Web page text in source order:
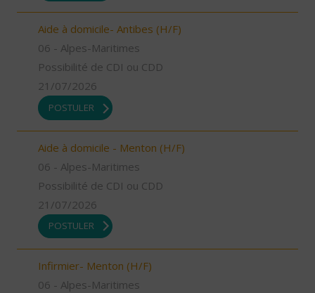
Aide à domicile- Antibes (H/F)
06 - Alpes-Maritimes
Possibilité de CDI ou CDD
21/07/2026
POSTULER
Aide à domicile - Menton (H/F)
06 - Alpes-Maritimes
Possibilité de CDI ou CDD
21/07/2026
POSTULER
Infirmier- Menton (H/F)
06 - Alpes-Maritimes